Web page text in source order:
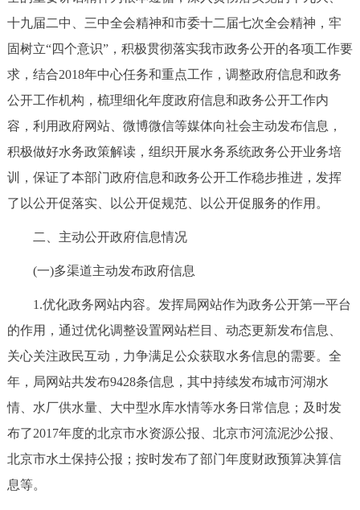
12345网上接诉即办 我要咨询 我要建议
参与调查 在线访谈 图说互动
北京概况 十六区概览 人文北京
绿色北京 图说北京 视频北京
多语种
DEUTSCH FRANÇAIS РУССКИЙ ЯЗЫК
ESPAÑOL العربية PORTUGUÊS
ITALIANO
十九届二中、三中全会精神和市委十二届七次全会精神，牢
固树立“四个意识”，积极贯彻落实我市政务公开的各项工作要
求，结合2018年中心任务和重点工作，调整政府信息和政务
公开工作机构，梳理细化年度政府信息和政务公开工作内
容，利用政府网站、微博微信等媒体向社会主动发布信息，
积极做好水务政策解读，组织开展水务系统政务公开业务培
训，保证了本部门政府信息和政务公开工作稳步推进，发挥
了以公开促落实、以公开促规范、以公开促服务的作用。
二、主动公开政府信息情况
(一)多渠道主动发布政府信息
1.优化政务网站内容。发挥局网站作为政务公开第一平台
的作用，通过优化调整设置网站栏目、动态更新发布信息、
关心关注政民互动，力争满足公众获取水务信息的需要。全
年，局网站共发布9428条信息，其中持续发布城市河湖水
情、水厂供水量、大中型水库水情等水务日常信息；及时发
布了2017年度的北京市水资源公报、北京市河流泥沙公报、
北京市水土保持公报；按时发布了部门年度财政预算决算信
息等。